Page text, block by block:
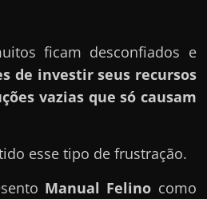
ficam desconfiados e
de investir seus recursos
vazias que só causam
esse tipo de frustração.
Manual Felino como